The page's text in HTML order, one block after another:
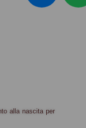
alla nascita per